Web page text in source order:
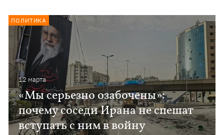
12 марта
«Мы серьезно озабочены»:
почему соседи Ирана не спешат
вступать с ним в войну
ПОЛИТИКА